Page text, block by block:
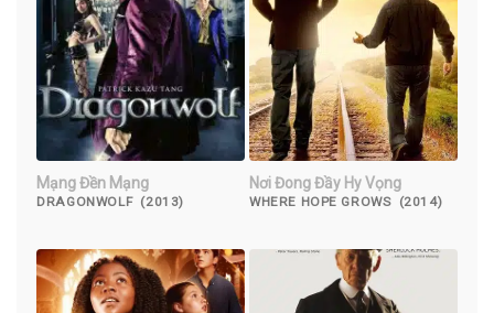
Mạng Đền Mạng
DRAGONWOLF (2013)
Nơi Đong Đầy Hy Vọng
WHERE HOPE GROWS (2014)